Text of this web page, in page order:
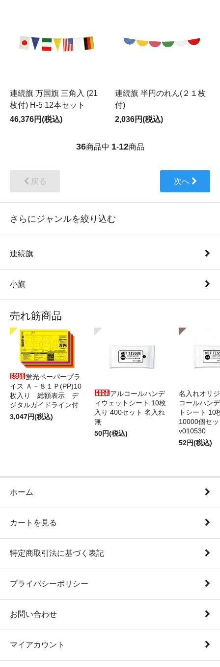
連続旗 万国旗 三角入 (21
枚付) H-5 12本セット
46,376円(税込)
連続旗 半円のれん(２１枚
付)
2,036円(税込)
36商品中 1-12商品
戻る 次へ
さらにジャンルを絞り込む
連続旗
小旗
売れ筋商品
蛍光ペーパープラ
イス Ａ－８１Ｐ(PP)10
枚入り 総額表示 デ
ジタルガイドライン付
3,047円(税込)
アルコールハンデ
ィウェットシート 10枚
入り 400セット 名入れ
無
50円(税込)
名入れオリ
コールハン
トシート 10
10000個セ
v010530
52円(税込)
ホーム
カートを見る
特定商取引法に基づく表記
プライバシーポリシー
お問い合わせ
マイアカウント